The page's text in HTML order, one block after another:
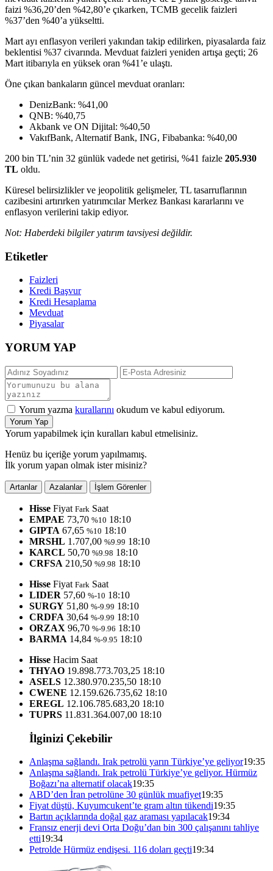
faizi %36,20’den %42,80’e çıkarken, TCMB gecelik faizleri
%37’den %40’a yükseltti.
Mart ayı enflasyon verileri yakından takip edilirken, piyasalarda faiz
beklentisi %37 civarında. Mevduat faizleri yeniden artışa geçti; 26
Mart itibarıyla en yüksek oran %41’e ulaştı.
Öne çıkan bankaların güncel mevduat oranları:
DenizBank: %41,00
QNB: %40,75
Akbank ve ON Dijital: %40,50
VakıfBank, Alternatif Bank, ING, Fibabanka: %40,00
200 bin TL’nin 32 günlük vadede net getirisi, %41 faizle 205.930
TL oldu.
Küresel belirsizlikler ve jeopolitik gelişmeler, TL tasarruflarının
cazibesini artırırken yatırımcılar Merkez Bankası kararlarını ve
enflasyon verilerini takip ediyor.
Not: Haberdeki bilgiler yatırım tavsiyesi değildir.
Etiketler
Faizleri
Kredi Başvur
Kredi Hesaplama
Mevduat
Piyasalar
YORUM YAP
Yorum yazma kurallarını okudum ve kabul ediyorum.
Yorum Yap
Yorum yapabilmek için kuralları kabul etmelisiniz.
Henüz bu içeriğe yorum yapılmamış.
İlk yorum yapan olmak ister misiniz?
Artanlar Azalanlar İşlem Görenler
Hisse Fiyat Fark Saat
EMPAE 73,70 %10 18:10
GIPTA 67,65 %10 18:10
MRSHL 1.707,00 %9.99 18:10
KARCL 50,70 %9.98 18:10
CRFSA 210,50 %9.98 18:10
Hisse Fiyat Fark Saat
LIDER 57,60 %-10 18:10
SURGY 51,80 %-9.99 18:10
CRDFA 30,64 %-9.99 18:10
ORZAX 96,70 %-9.96 18:10
BARMA 14,84 %-9.95 18:10
Hisse Hacim Saat
THYAO 19.898.773.703,25 18:10
ASELS 12.380.970.235,50 18:10
CWENE 12.159.626.735,62 18:10
EREGL 12.106.785.683,20 18:10
TUPRS 11.831.364.007,00 18:10
İlginizi Çekebilir
Anlaşma sağlandı. Irak petrolü yarın Türkiye’ye geliyor19:35
Anlaşma sağlandı. Irak petrolü Türkiye’ye geliyor. Hürmüz
Boğazı’na alternatif olacak19:35
ABD’den İran petrolüne 30 günlük muafiyet19:35
Fiyat düştü, Kuyumcukent’te gram altın tükendi19:35
Bartın açıklarında doğal gaz araması yapılacak19:34
Fransız enerji devi Orta Doğu’dan bin 300 çalışanını tahliye
etti19:34
Petrolde Hürmüz endişesi. 116 doları geçti19:34